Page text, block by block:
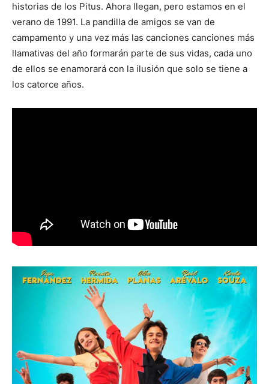
historias de los Pitus. Ahora llegan, pero estamos en el
verano de 1991. La pandilla de amigos se van de
campamento y una vez más las canciones canciones más
llamativas del año formarán parte de sus vidas, cada uno
de ellos se enamorará con la ilusión que solo se tiene a
los catorce años.